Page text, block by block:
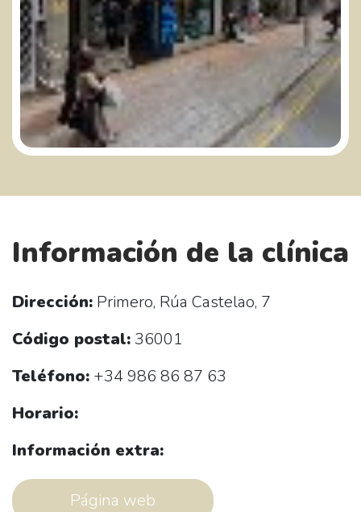
Información de la clínica
Dirección: Primero, Rúa Castelao, 7
Código postal: 36001
Teléfono: +34 986 86 87 63
Horario:
Información extra:
Página web